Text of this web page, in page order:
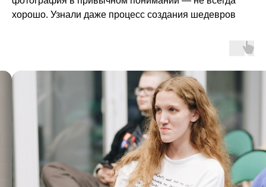
хорошо. Узнали даже процесс создания шедевров